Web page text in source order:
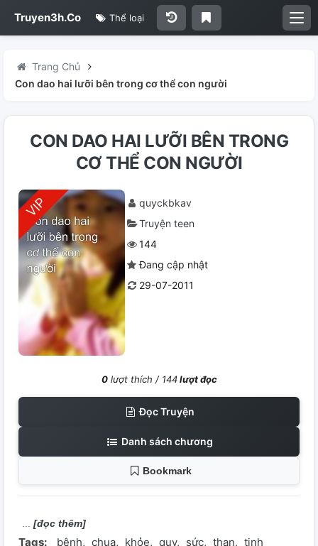
Truyen3h.Co Thể loại
Trang Chủ
Con dao hai lưỡi bên trong cơ thể con người
CON DAO HAI LƯỠI BÊN TRONG
CƠ THỂ CON NGƯỜI
quyckbkav
Truyện teen
144
Đang cập nhật
29-07-2011
0lượt thích / 144lượt đọc
Đọc Truyện
Danh sách chương
Bookmark
[đọc thêm]
Tags: bệnh chua khỏe quy sức than tinh